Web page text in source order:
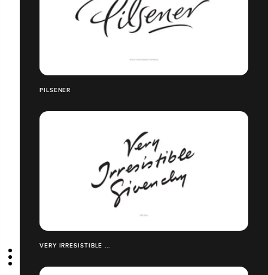
PILSENER
VERY IRRESISTIBLE ...